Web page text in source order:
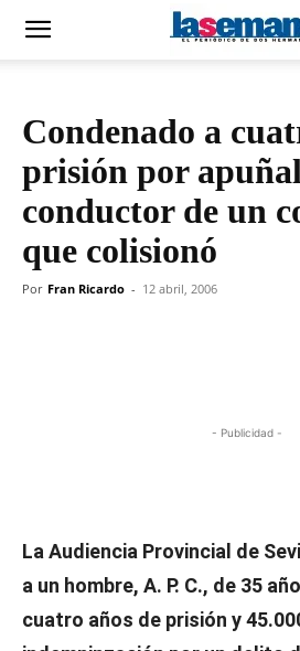
Condenado a
prisión por
conductor de un
que colisionó
Por Fran Ricardo - 12 abril, 2006
- Publicidad -
La Audiencia Provincial de
a un hombre, A. P. C., de 35
cuatro años de prisión y